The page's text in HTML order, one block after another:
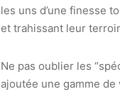
les uns d’une finesse
et trahissant leur
Ne pas oublier les
ajoutée une gamme